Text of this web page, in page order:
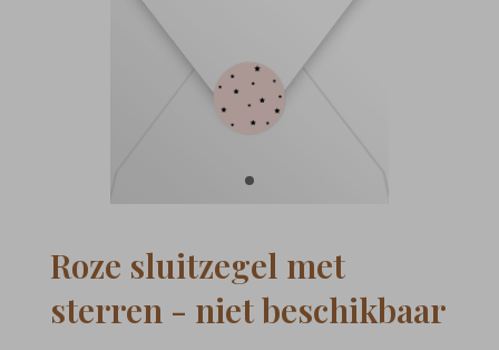
Roze sluitzegel met
sterren - niet beschikbaar